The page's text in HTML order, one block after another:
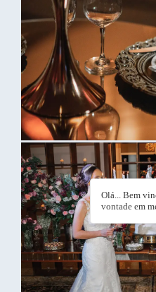
Olá... Bem
vontade em